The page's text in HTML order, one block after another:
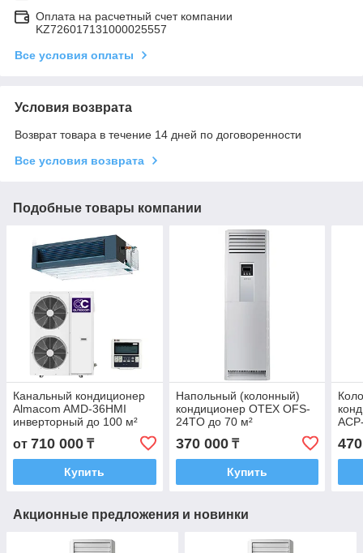
Оплата на расчетный счет компании
KZ726017131000025557
Все условия оплаты
Условия возврата
Возврат товара в течение 14 дней по договоренности
Все условия возврата
Подобные товары компании
Канальный кондиционер
Almacom AMD-36HMI
инверторный до 100 м²
от 710 000 ₸
Купить
Напольный (колонный)
кондиционер OTEX OFS-
24TO до 70 м²
370 000₸
Купить
Акционные предложения и новинки